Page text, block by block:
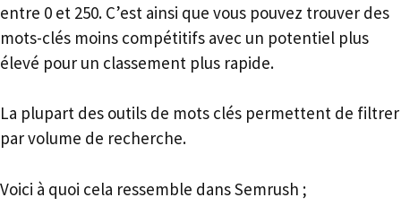
entre 0 et 250. C’est ainsi que vous pouvez trouver des
mots-clés moins compétitifs avec un potentiel plus
élevé pour un classement plus rapide.
La plupart des outils de mots clés permettent de filtrer
par volume de recherche.
Voici à quoi cela ressemble dans Semrush ;